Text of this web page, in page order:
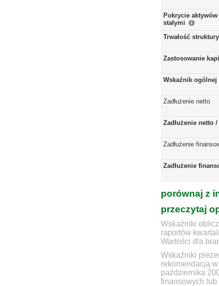
Pokrycie aktywów
stałymi
Trwałość
Zastosowanie
Wskaźnik
Zadłużenie netto
Zadłużenie netto
Zadłużenie
Zadłużenie
porównaj z
przeczytaj
Wskaźniki
raportów
Wartości dla
Wskaźniki
rekomendacją
października
finansowych lub